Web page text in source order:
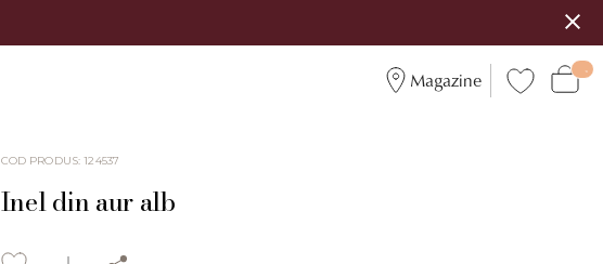
Magazine
COD PRODUS:124537
Inel din aur alb